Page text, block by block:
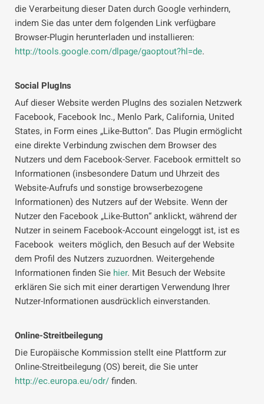
die Verarbeitung dieser Daten durch Google verhindern,
indem Sie das unter dem folgenden Link verfügbare
Browser-Plugin herunterladen und installieren:
http://tools.google.com/dlpage/gaoptout?hl=de.
Social PlugIns
Auf dieser Website werden PlugIns des sozialen Netzwerk
Facebook, Facebook Inc., Menlo Park, California, United
States, in Form eines „Like-Button“. Das Plugin ermöglicht
eine direkte Verbindung zwischen dem Browser des
Nutzers und dem Facebook-Server. Facebook ermittelt so
Informationen (insbesondere Datum und Uhrzeit des
Website-Aufrufs und sonstige browserbezogene
Informationen) des Nutzers auf der Website. Wenn der
Nutzer den Facebook „Like-Button“ anklickt, während der
Nutzer in seinem Facebook-Account eingeloggt ist, ist es
Facebook weiters möglich, den Besuch auf der Website
dem Profil des Nutzers zuzuordnen. Weitergehende
Informationen finden Sie hier. Mit Besuch der Website
erklären Sie sich mit einer derartigen Verwendung Ihrer
Nutzer-Informationen ausdrücklich einverstanden.
Online-Streitbeilegung
Die Europäische Kommission stellt eine Plattform zur
Online-Streitbeilegung (OS) bereit, die Sie unter
http://ec.europa.eu/odr/finden.